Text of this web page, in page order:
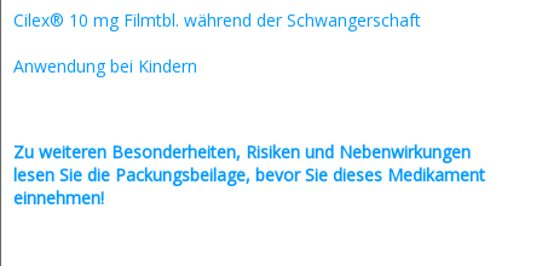
Cilex® 10 mg Filmtbl. während der Schwangerschaft
Anwendung bei Kindern
Zu weiteren Besonderheiten, Risiken und Nebenwirkungen
lesen Sie die Packungsbeilage, bevor Sie dieses Medikament
einnehmen!